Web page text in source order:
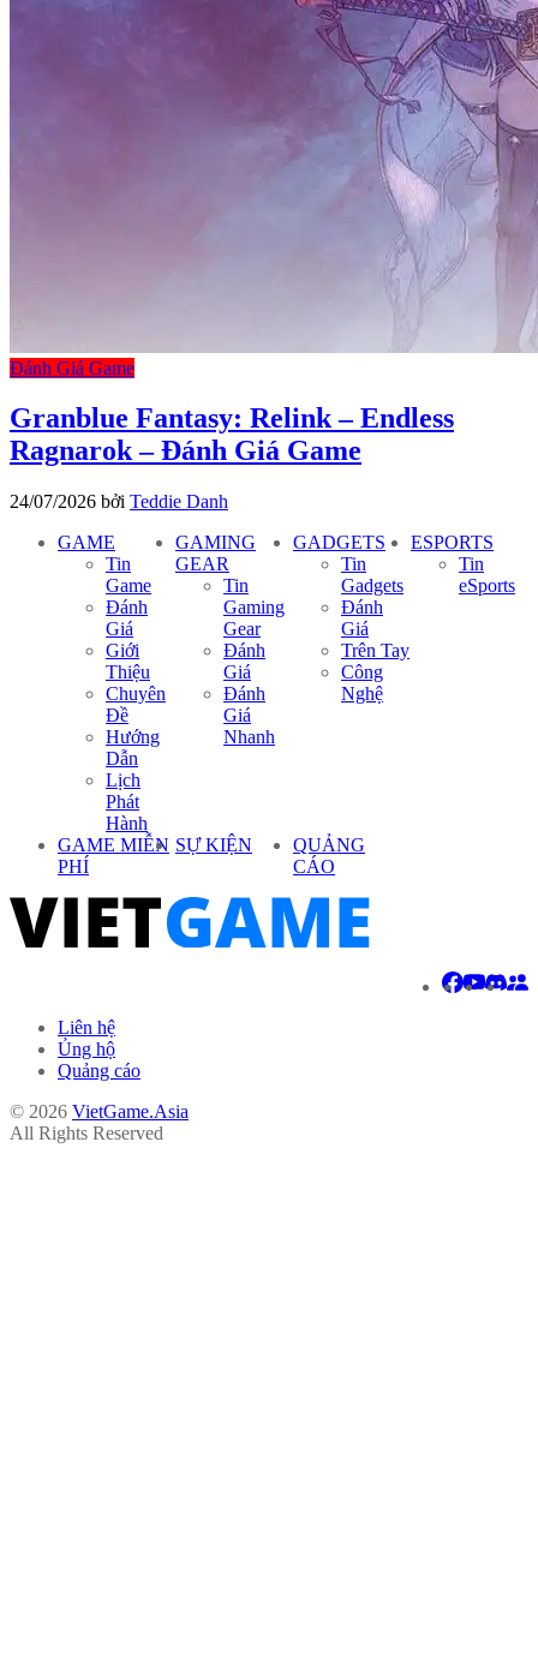
Đánh Giá Game
Granblue Fantasy: Relink – Endless
Ragnarok – Đánh Giá Game
24/07/2026 bởi Teddie Danh
GAME
Tin
Game
Đánh
Giá
Giới
Thiệu
Chuyên
Đề
Hướng
Dẫn
Lịch
Phát
Hành
GAMING
GEAR
Tin
Gaming
Gear
Đánh
Giá
Đánh
Giá
Nhanh
GADGETS
Tin
Gadgets
Đánh
Giá
Trên Tay
Công
Nghệ
ESPORTS
Tin
eSports
GAME MIỄN
PHÍ
SỰ KIỆN
QUẢNG
CÁO
Liên hệ
Ủng hộ
Quảng cáo
© 2026 VietGame.Asia
All Rights Reserved